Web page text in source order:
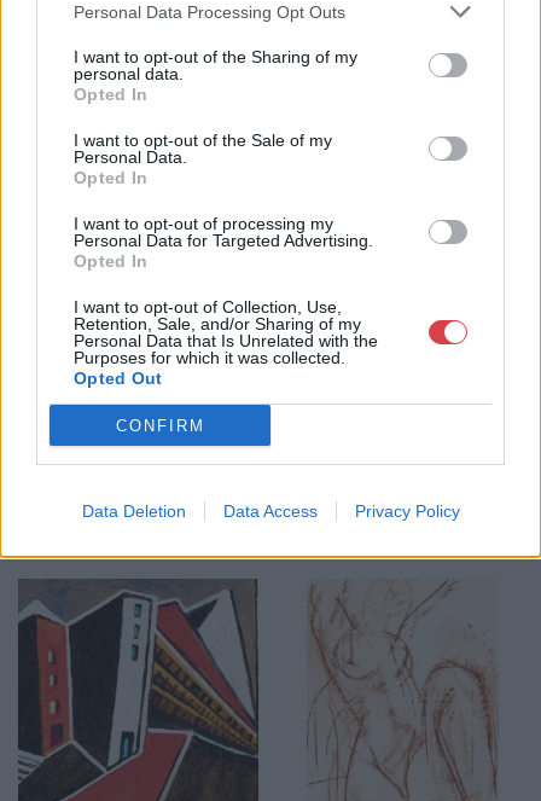
Personal Data Processing Opt Outs
I want to opt-out of the Sharing of my
personal data.
Opted In
I want to opt-out of the Sale of my
Personal Data.
Opted In
I want to opt-out of processing my
Personal Data for Targeted Advertising.
Opted In
I want to opt-out of Collection, Use,
Retention, Sale, and/or Sharing of my
Personal Data that Is Unrelated with the
Purposes for which it was collected.
Opted Out
CONFIRM
Data Deletion Data Access Privacy Policy
Bemutatkozás: Az ország legnagyobb múltú, 240 esztendeje
jogfolytonosan működő magyar vállalkozásaként a BÁV ZRt.
óriási tapasztalatával, szakmai tekintélyével és
megbízhatóságával hagyományosan a magyar
megújult BÁV Aukciósház mára a magyarországi
műkereskedelem egyik legfontosabb színterévé, kereskedelmi
műkereskedelmi üzlethálózatával rendelkező BÁV ZRt.
felkészült munkatársai a hét hat napján állnak a műtárgyat
eladni, vagy venni kívánók rendelkezésére.
GALÉRIA TOVÁBBI MŰTÁRGYAI